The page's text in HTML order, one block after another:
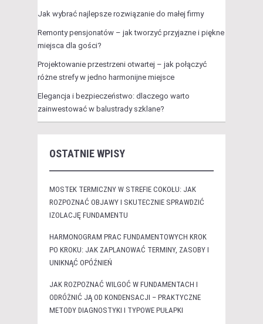
Jak wybrać najlepsze rozwiązanie do małej firmy
Remonty pensjonatów – jak tworzyć przyjazne i piękne
miejsca dla gości?
Projektowanie przestrzeni otwartej – jak połączyć
różne strefy w jedno harmonijne miejsce
Elegancja i bezpieczeństwo: dlaczego warto
zainwestować w balustrady szklane?
OSTATNIE WPISY
MOSTEK TERMICZNY W STREFIE COKOŁU: JAK
ROZPOZNAĆ OBJAWY I SKUTECZNIE SPRAWDZIĆ
IZOLACJĘ FUNDAMENTU
HARMONOGRAM PRAC FUNDAMENTOWYCH KROK
PO KROKU: JAK ZAPLANOWAĆ TERMINY, ZASOBY I
UNIKNĄĆ OPÓŹNIEŃ
JAK ROZPOZNAĆ WILGOĆ W FUNDAMENTACH I
ODRÓŻNIĆ JĄ OD KONDENSACJI – PRAKTYCZNE
METODY DIAGNOSTYKI I TYPOWE PUŁAPKI